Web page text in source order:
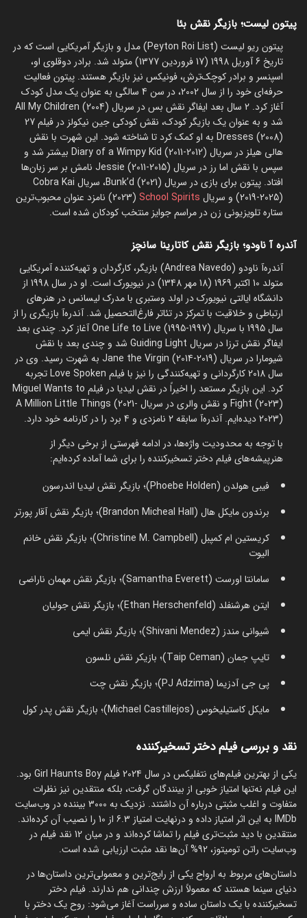
پیتون لیست؛ بازیگر نقش بئا
پیتون ریو لیست (Peyton Roi List) مدل و بازیگر آمریکایی است که در
تاریخ 6 آوریل 1998 (17 فروردین 1377) متولد شد. برادر دوقلوی او،
اسپنسر و برادر کوچک‌ترش، فونیکس نیز بازیگر هستند. پیتون فعالیت
حرفه‌ای خود را از سال 2002، در سن 4 سالگی به عنوان یک مدل کودک
آغاز کرد. 2 سال بعد ایفاگر نقش بس در سریال All My Children (2004)
شد و به عنوان یک بازیگر کودک، نقش کودکی جین نیکولز در فیلم 27
Dresses (2008) به او کمک کرد تا شناخته شود. این شهرت با نقش
هالی هیلز در سریال Diary of a Wimpy Kid (2011-2012) بیشتر شد و
سپس با نقش اما رز در سریال Jessie (2011-2015) نامش بر سر زبان‌ها
افتاد. پیتون برای بازی در سریال Bunk’d (2021)، سریال Cobra Kai
(2019-2025) و سریال
School Spirits
(2023) نامزد عنوان محبوب‌ترین
ستاره تلویزیونی زن در مراسم جوایز منتخب کودکان شده است.
آندره آ ناودو؛ بازیگر نقش کاتارینا سانچز
آندره‌آ ناودو (Andrea Navedo) بازیگر، کارگردان و تهیه‌کننده آمریکایی
متولد 10 اکتبر 1969 (18 مهر 1348) در نیویورک است. او در سال 1998 از
دانشگاه ایالتی نیویورک در اولد وستبری با مدرک لیسانس در هنرهای
ارتباطی و خلاقیت با تمرکز در تئاتر فارغ‌التحصیل شد. آندره‌آ بازیگری را از
سال 1995 با سریال One Life to Live (1995-1997) آغاز کرد. چندی بعد
ایفاگر نقش ترزا در سریال Guiding Light شد و چندی بعد با نقش
شیومارا در سریال Jane the Virgin (2014-2019) به شهرت رسید. وی در
سال 2018 کارگردانی و تهیه‌کنندگی را نیز با فیلم Love Spoken تجربه
کرد. این بازیگر مستعد را اخیراً در نقش لیدیا در فیلم Miguel Wants to
Fight (2023) و نقش والری در سریال A Million Little Things (2021-
2023) دیده‌ایم. آندره‌آ سابقه 2 نامزدی و 4 برد را در کارنامه خود دارد.
با توجه به محدودیت واژه‌ها، در ادامه فهرستی از برخی دیگر از
هنرپیشه‌های فیلم دختر تسخیرکننده را برای شما آماده کرده‌ایم:
فیبی هولدن (Phoebe Holden)؛ بازیگر نقش لیدیا اندرسون
برندون مایکل هال (Brandon Micheal Hall)؛ بازیگر نقش آقار پورتر
کریستین ام کمپبل (Christine M. Campbell)؛ بازیگر نقش خانم
الیوت
سامانتا اورست (Samantha Everett)؛ بازیگر نقش مهمان ناراضی
ایتن هرشنفلد (Ethan Herschenfeld)؛ بازیگر نقش جولیان
شیوانی مندز (Shivani Mendez)؛ بازیگر نقش ایمی
تایپ جمان (Taip Ceman)؛ بازیکر نقش نلسون
پی جی آدزیما (PJ Adzima)؛ بازیگر نقش چت
مایکل کاستیلیخوس (Michael Castillejos)؛ بازیگر نقش پدر کول
نقد و بررسی فیلم دختر تسخیرکننده
یکی از بهترین فیلم‌های نتفلیکس در سال 2024 فیلم Girl Haunts Boy بود.
این فیلم نه‌تنها امتیاز خوبی از بینندگان گرفت، بلکه منتقدین نیز نظرات
متفاوت و اغلب مثبتی درباره آن داشتند. نزدیک به 3000 بیننده در وب‌سایت
IMDb به این اثر امتیاز داده و درنهایت امتیاز 6.3 از 10 را نصیب آن کرده‌اند.
منتقدین با دید مثبت‌تری فیلم را تماشا کرده‌اند و در میان 12 نقد فیلم در
وب‌سایت راتن تومیتوز، 92% آن‌ها نقد مثبت ارزیابی شده است.
داستان‌های مربوط به ارواح یکی از رایج‌ترین و معمولی‌ترین داستان‌ها در
دنیای سینما هستند که معمولاً ارزش چندانی هم ندارند. فیلم دختر
تسخیرکننده با یک داستان ساده و سرراست آغاز می‌شود: روح یک دختر با